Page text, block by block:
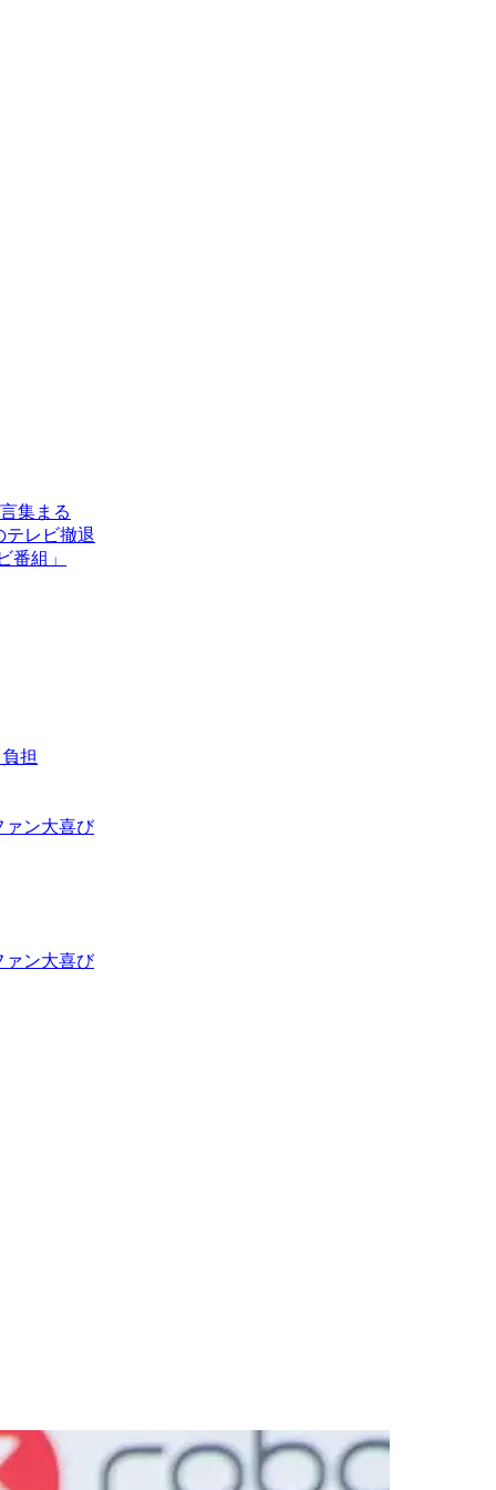
集まる
レビ撤退
番組」
担
ァン大喜び
ァン大喜び